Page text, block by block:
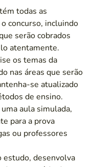
todas as
concurso, incluindo
serão cobrados
atentamente.
os temas da
nas áreas que serão
se atualizado
de ensino.
aula simulada,
para a prova
ou professores
estudo, desenvolva